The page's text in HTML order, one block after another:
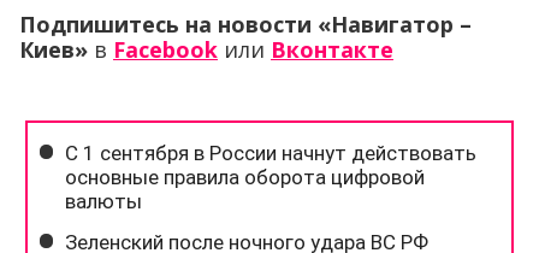
Подпишитесь на новости «Навигатор –
Киев» в Facebook или Вконтакте